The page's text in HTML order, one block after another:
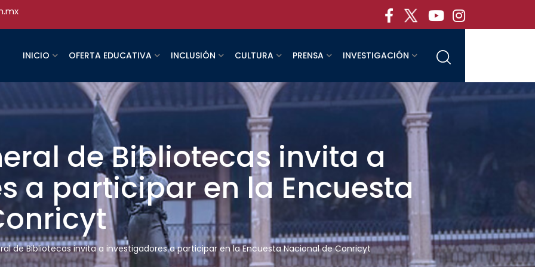
INICIO OFERTA EDUCATIVA INCLUSIÓN CULTURA PRENSA INVESTIGACIÓN
de Bibliotecas invita a
a participar en la Encuesta
de Bibliotecas invita a investigadores a participar en la Encuesta Nacional de Conricyt